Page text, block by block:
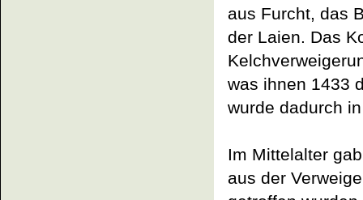
aus Furcht, das
der Laien. Das
was ihnen 1433
wurde dadurch
Im Mittelalter
aus der